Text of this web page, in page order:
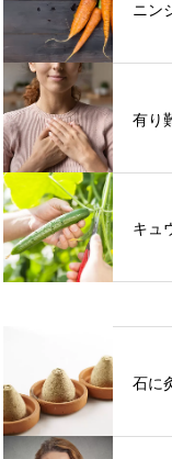
ニン
有り
キュ
石に